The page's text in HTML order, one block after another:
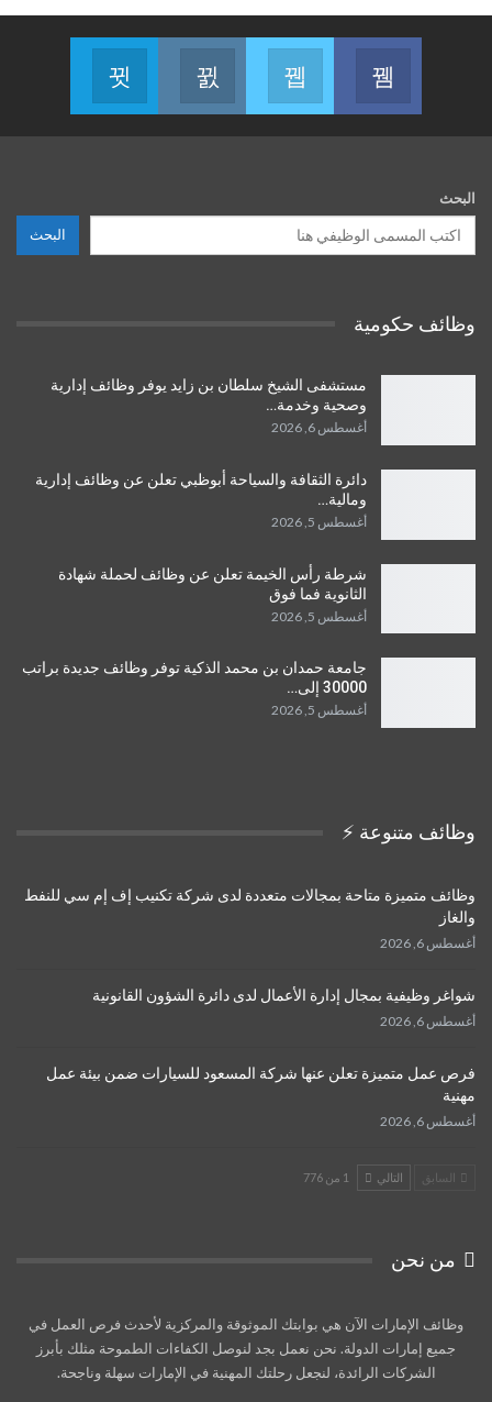
Facebook
Join us on Facebook
Twitter
Join us on Twitter
Instagram
Join us on Instagram
البحث
البحث
وظائف حكومية
مستشفى الشيخ سلطان بن زايد يوفر وظائف إدارية
وصحية وخدمة…
أغسطس 6, 2026
دائرة الثقافة والسياحة أبوظبي تعلن عن وظائف إدارية
ومالية…
أغسطس 5, 2026
شرطة رأس الخيمة تعلن عن وظائف لحملة شهادة
الثانوية فما فوق
أغسطس 5, 2026
جامعة حمدان بن محمد الذكية توفر وظائف جديدة براتب
30000 إلى…
أغسطس 5, 2026
وظائف متنوعة ⚡️
وظائف متميزة متاحة بمجالات متعددة لدى شركة تكنيب إف إم سي للنفط
والغاز
أغسطس 6, 2026
شواغر وظيفية بمجال إدارة الأعمال لدى دائرة الشؤون القانونية
أغسطس 6, 2026
فرص عمل متميزة تعلن عنها شركة المسعود للسيارات ضمن بيئة عمل
مهنية
أغسطس 6, 2026
السابق التالي 1 من 776
من نحن
وظائف الإمارات الآن هي بوابتك الموثوقة والمركزية لأحدث فرص العمل في
جميع إمارات الدولة. نحن نعمل بجد لنوصل الكفاءات الطموحة مثلك بأبرز
الشركات الرائدة، لنجعل رحلتك المهنية في الإمارات سهلة وناجحة.